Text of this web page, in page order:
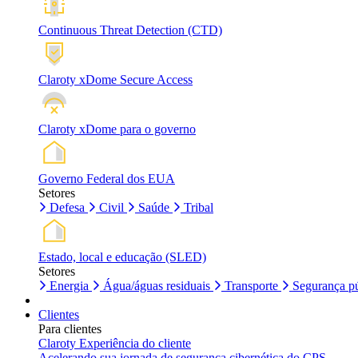
Continuous Threat Detection (CTD)
Claroty xDome Secure Access
Claroty xDome para o governo
Governo Federal dos EUA
Setores
Defesa
Civil Saúde Tribal
Estado, local e educação (SLED)
Setores
Energia
Água/águas residuais Transporte Segurança
Clientes
Para clientes
Claroty Experiência do cliente